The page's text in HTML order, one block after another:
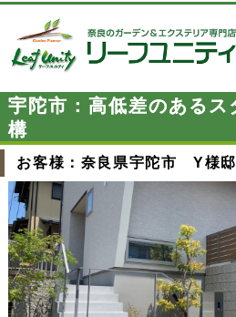
宇陀市：高低差のあるス
構
お客様：奈良県宇陀市 Y様邸